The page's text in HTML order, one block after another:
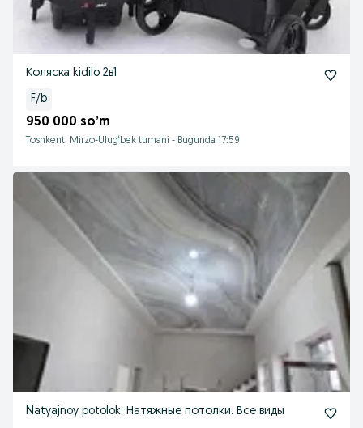
Коляска kidilo 2в1
F/b
950 000 so’m
Toshkent, Mirzo-Ulug‘bek tumani - Bugunda 17:59
Natyajnoy potolok. Натяжные потолки. Все виды